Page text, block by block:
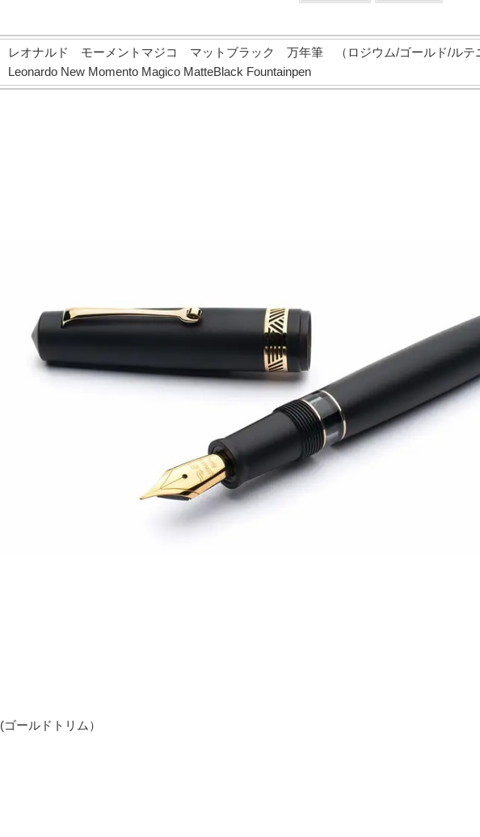
レオナルド モーメントマジコ マットブラック 万年筆 （ロジウム/ゴールド/ルテ
Leonardo New Momento Magico MatteBlack Fountainpen
(ゴールドトリム）